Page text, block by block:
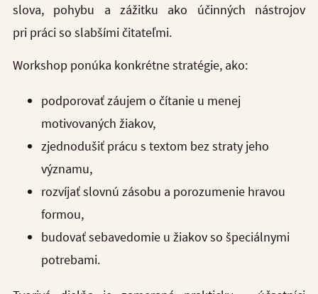
slova, pohybu a zážitku ako účinných nástrojov
pri práci so slabšími čitateľmi.
Workshop ponúka konkrétne stratégie, ako:
podporovať záujem o čítanie u menej
motivovaných žiakov,
zjednodušiť prácu s textom bez straty jeho
významu,
rozvíjať slovnú zásobu a porozumenie hravou
formou,
budovať sebavedomie u žiakov so špeciálnymi
potrebami.